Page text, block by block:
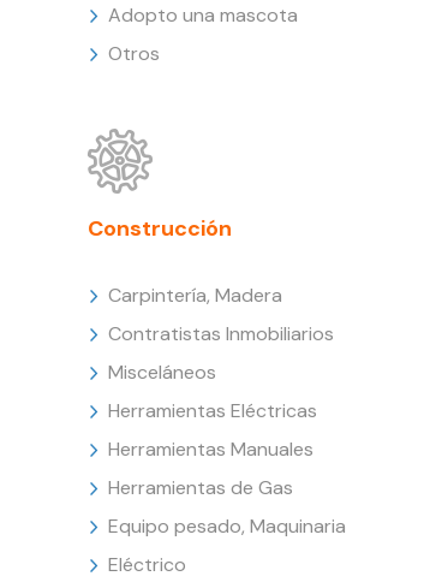
Adopto una mascota
Otros
Construcción
Carpintería, Madera
Contratistas Inmobiliarios
Misceláneos
Herramientas Eléctricas
Herramientas Manuales
Herramientas de Gas
Equipo pesado, Maquinaria
Eléctrico